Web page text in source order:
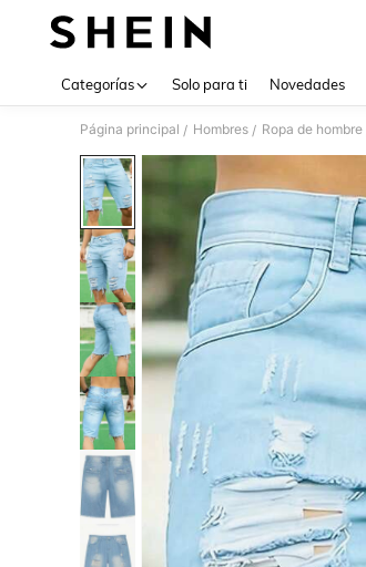
Categorías Solo para ti Novedades
Página principal / Hombres / Ropa de hombre